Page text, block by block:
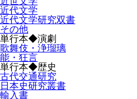
近代文学
近代文学研究双書
その他
単行本◆演劇
歌舞伎・浄瑠璃
能・狂言
単行本◆歴史
古代交通研究
日本史研究叢書
輸入書